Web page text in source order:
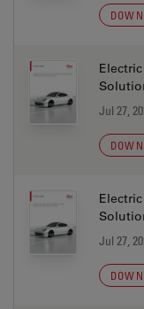
Jul 27,
Jul 27,